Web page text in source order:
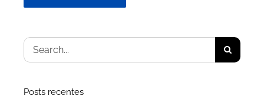
Buscar
resultados
Posts recentes